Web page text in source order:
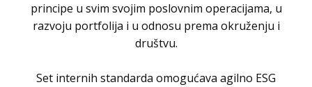
principe u svim svojim poslovnim operacijama, u
razvoju portfolija i u odnosu prema okruženju i
društvu.
Set internih standarda omogućava agilno ESG